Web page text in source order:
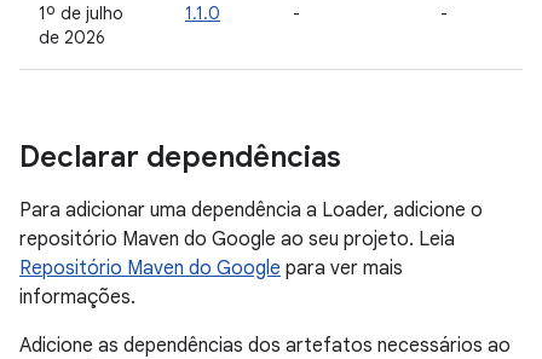
1º de julho
de 2026
1.1.0 - -
Declarar dependências
Para adicionar uma dependência a Loader, adicione o
repositório Maven do Google ao seu projeto. Leia
Repositório Maven do Google para ver mais
informações.
Adicione as dependências dos artefatos necessários ao